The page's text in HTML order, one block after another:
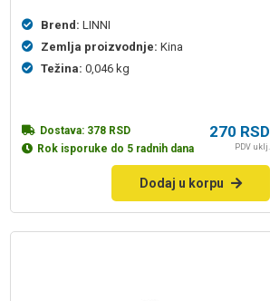
4.24od 5
osnovu
ocena
kupaca
Brend: LINNI
Zemlja proizvodnje: Kina
Težina: 0,046 kg
Dostava: 378 RSD
Rok isporuke do 5 radnih dana
270 RSD
PDV uklj.
Dodaj u korpu